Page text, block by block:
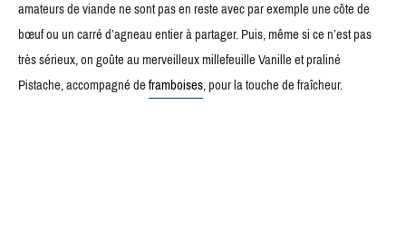
amateurs de viande ne sont pas en reste avec par exemple une côte de
bœuf ou un carré d’agneau entier à partager. Puis, même si ce n’est pas
très sérieux, on goûte au merveilleux millefeuille Vanille et praliné
Pistache, accompagné deframboises, pour la touche de fraîcheur.